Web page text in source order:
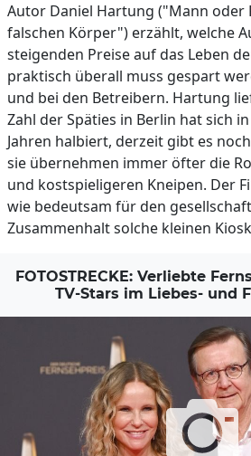
Autor Daniel Hartung ("Mann oder
falschen Körper") erzählt, welche
steigenden Preise auf das Leben
praktisch überall muss gespart
und bei den Betreibern. Hartung
Zahl der Späties in Berlin hat sich
Jahren halbiert, derzeit gibt es
sie übernehmen immer öfter die
und kostspieligeren Kneipen. Der
wie bedeutsam für den
Zusammenhalt solche kleinen
FOTOSTRECKE: Verliebte
TV-Stars im Liebes- und